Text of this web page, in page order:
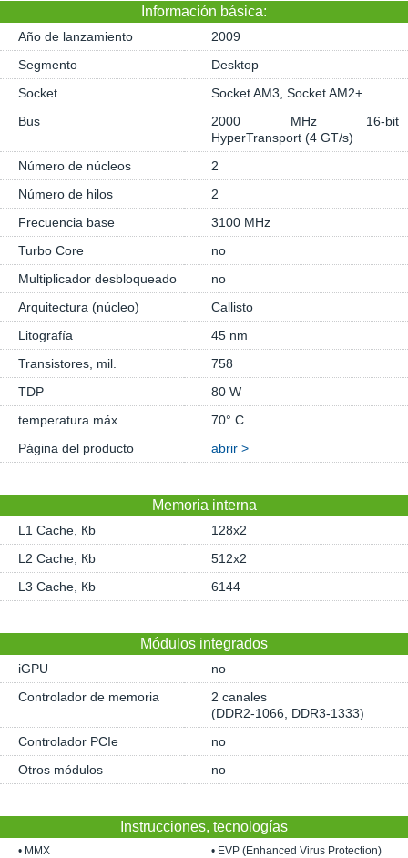
Información básica:
Año de lanzamiento
2009
Segmento
Desktop
Socket
Socket AM3, Socket AM2+
Bus
2000 MHz 16-bit
HyperTransport (4 GT/s)
Número de núcleos
2
Número de hilos
2
Frecuencia base
3100 MHz
Turbo Core
no
Multiplicador desbloqueado
no
Arquitectura (núcleo)
Callisto
Litografía
45 nm
Transistores, mil.
758
TDP
80 W
temperatura máx.
70° C
Página del producto
abrir >
Memoria interna
L1 Cache, Кb
128x2
L2 Cache, Кb
512x2
L3 Cache, Кb
6144
Módulos integrados
iGPU
no
Controlador de memoria
2 canales
(DDR2-1066, DDR3-1333)
Controlador PCIe
no
Otros módulos
no
Instrucciones, tecnologías
• MMX
• EVP (Enhanced Virus Protection)